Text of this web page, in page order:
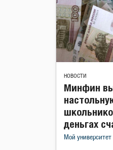
НОВОСТИ
Минфин
деньгах
Мой университет